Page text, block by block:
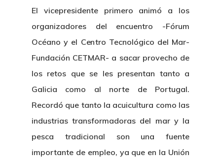
El vicepresidente primero animó a los
organizadores del encuentro -Fórum
Océano y el Centro Tecnológico del Mar-
Fundación CETMAR- a sacar provecho de
los retos que se les presentan tanto a
Galicia como al norte de Portugal.
Recordó que tanto la acuicultura como las
industrias transformadoras del mar y la
pesca tradicional son una fuente
importante de empleo, ya que en la Unión